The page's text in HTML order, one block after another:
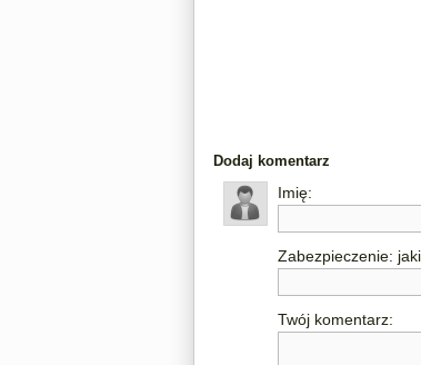
Dodaj komentarz
Imię:
Zabezpieczenie:
Twój komentarz: